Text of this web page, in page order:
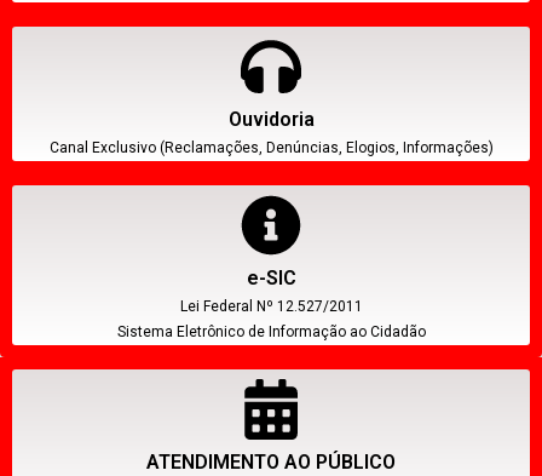
Ouvidoria
Canal Exclusivo (Reclamações, Denúncias, Elogios, Informações)
e-SIC
Lei Federal Nº 12.527/2011
Sistema Eletrônico de Informação ao Cidadão
ATENDIMENTO AO PÚBLICO